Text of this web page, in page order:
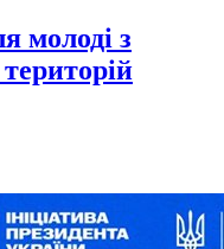
молоді з